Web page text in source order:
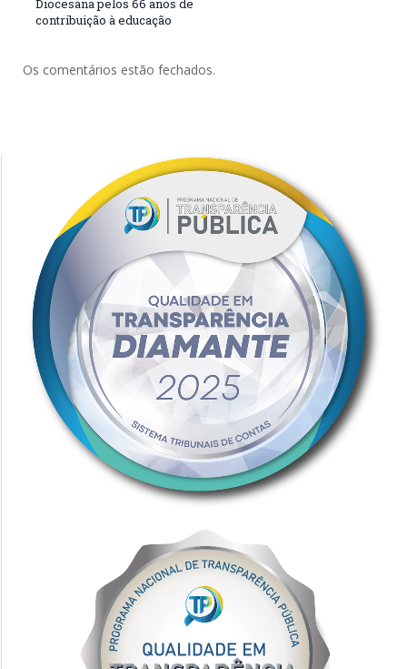
Diocesana pelos 66 anos de
contribuição à educação
Os comentários estão fechados.